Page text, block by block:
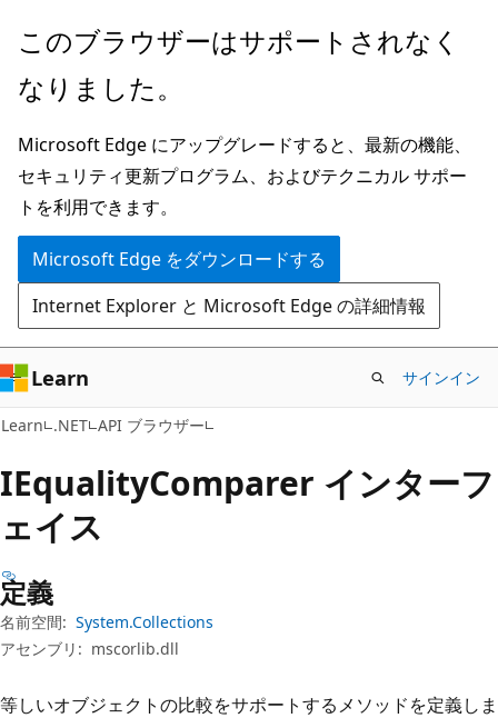
メ
ン
ン
テ
ン
ツ
に
ス
キ
ッ
プ
ペ
ジ
ナ
ビ
ゲ
ー
シ
ョ
ン
に
ス
キ
ッ
プ
このブラウザーはサポートされなく
なりました。
Microsoft Edge にアップグレードすると、最新の機能、
セキュリティ更新プログラム、およびテクニカル サポー
トを利用できます。
Microsoft Edge をダウンロードする
Internet Explorer と Microsoft Edge の詳細情報
Learn サインイン
Learn .NET API ブラウザー
IEqualityComparer インターフ
ェイス
定義
名前空間: System.Collections
アセンブリ: mscorlib.dll
等しいオブジェクトの比較をサポートするメソッドを定義しま